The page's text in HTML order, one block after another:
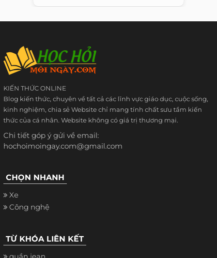
KIẾN THỨC ONLINE
Blog kiến thức, chuyên về tất cả các lĩnh vực giáo dục, cuộc sống,
kinh nghiệm, chia sẻ Website chỉ mang tính chất sưu tầm kiến
thức của cá nhân. Website không có giá trị thương mại.
Chi tiết góp ý gửi về email:
hochoimoingay.com@gmail.com
CHỌN NHANH
Xe
Công nghệ
TỪ KHÓA LIÊN KẾT
quần jean